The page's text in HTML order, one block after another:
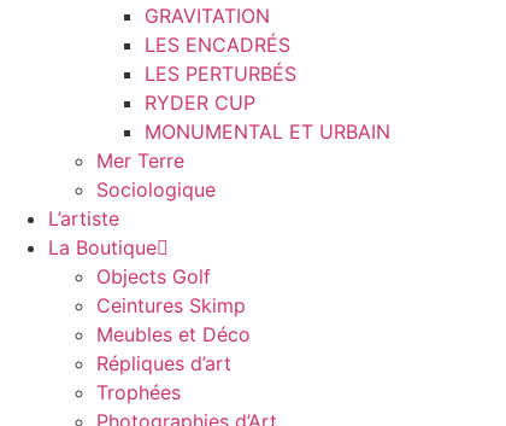
GRAVITATION
LES ENCADRÉS
LES PERTURBÉS
RYDER CUP
MONUMENTAL ET URBAIN
Mer Terre
Sociologique
L’artiste
La Boutique
Objects Golf
Ceintures Skimp
Meubles et Déco
Répliques d’art
Trophées
Photographies d’Art